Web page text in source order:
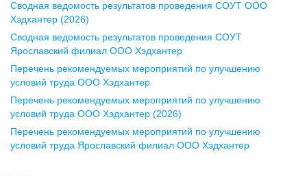
ул. Комиссаржевской, д. 10,
офис 1212
+7 473 280-05-05
pr@vrn.hh.ru
ул. Спартаковская, д. 2А, этаж 3,
помещение 15
+7 843 212-12-50
Сводная ведомость результатов проведения СОУТ ООО
Хэдхантер (2026)
Сводная ведомость результатов проведения СОУТ
Ярославский филиал ООО Хэдхантер
Перечень рекомендуемых мероприятий по улучшению
условий труда ООО Хэдхантер
Перечень рекомендуемых мероприятий по улучшению
условий труда ООО Хэдхантер (2026)
Перечень рекомендуемых мероприятий по улучшению
условий труда Ярославский филиал ООО Хэдхантер